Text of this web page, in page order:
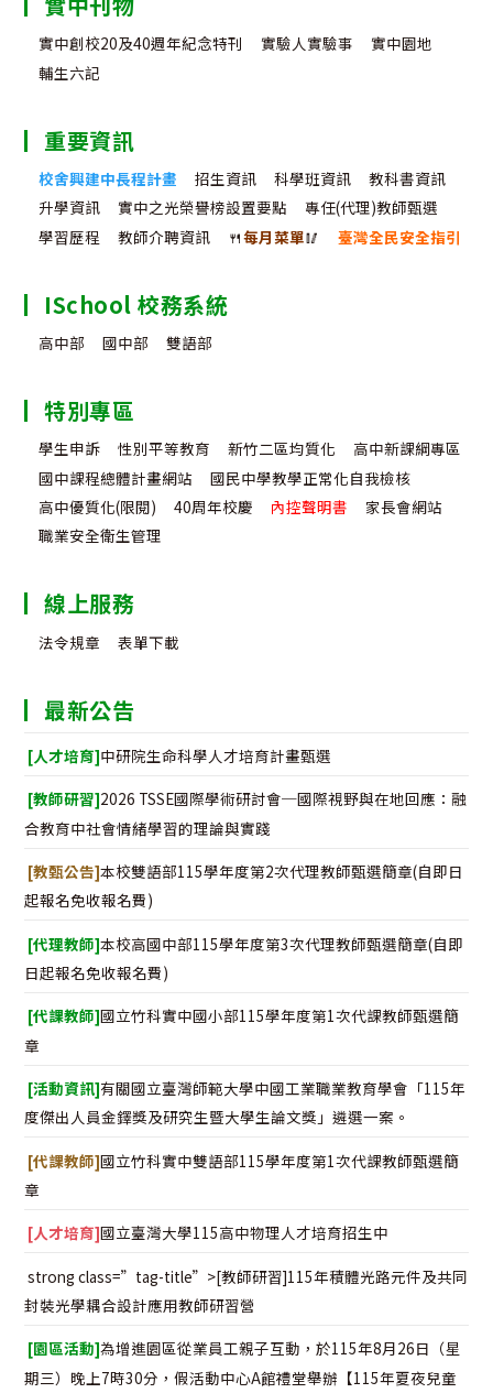
實中創校20及40週年紀念特刊 實驗人實驗事
實中園地
輔生六記
重要資訊
校舍興建中長程計畫 招生資訊 科學班資訊
教科書資訊
升學資訊
實中之光榮譽榜設置要點
專任(代理)教師甄選
學習歷程
教師介聘資訊 🍴每月菜單🥢 臺灣全民安全指引
ISchool 校務系統
高中部 國中部 雙語部
特別專區
學生申訴 性別平等教育 新竹二區均質化
高中新課綱專區
國中課程總體計畫網站
國民中學教學正常化自我檢核
高中優質化(限閱)
40周年校慶 內控聲明書
家長會網站
職業安全衛生管理
線上服務
法令規章 表單下載
最新公告
[人才培育]中研院生命科學人才培育計畫甄選
[教師研習]2026 TSSE國際學術研討會─國際視野與在地回應：融
合教育中社會情緒學習的理論與實踐
[教甄公告]本校雙語部115學年度第2次代理教師甄選簡章(自即日
起報名免收報名費)
[代理教師]本校高國中部115學年度第3次代理教師甄選簡章(自即
日起報名免收報名費)
[代課教師]國立竹科實中國小部115學年度第1次代課教師甄選簡
章
[活動資訊]有關國立臺灣師範大學中國工業職業教育學會「115年
度傑出人員金鐸獎及研究生暨大學生論文獎」遴選一案。
[代課教師]國立竹科實中雙語部115學年度第1次代課教師甄選簡
章
[人才培育]國立臺灣大學115高中物理人才培育招生中
strong class=”tag-title”>[教師研習]115年積體光路元件及共同
封裝光學耦合設計應用教師研習營
[園區活動]為增進園區從業員工親子互動，於115年8月26日（星
期三）晚上7時30分，假活動中心A館禮堂舉辦【115年夏夜兒童